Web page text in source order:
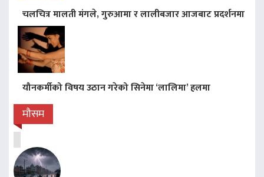
चलचित्र मालती मंगले, गुरुआमा र लालीबजार आजबाट प्रदर्शनमा
यौनकर्मीको विषय उठान गरेको सिनेमा ‘लालिमा’ हलमा
मौसम